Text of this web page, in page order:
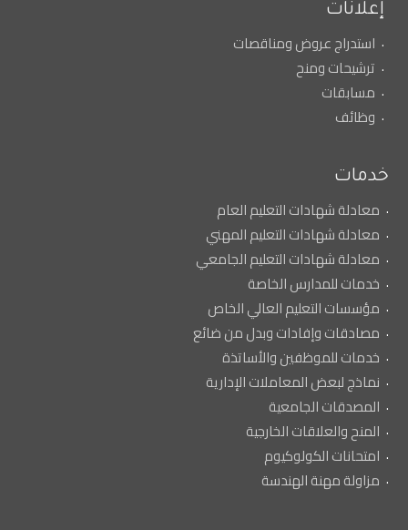
إعلانات
استدراج عروض ومناقصات
ترشيحات ومنح
مسابقات
وظائف
خدمات
معادلة شهادات التعليم العام
معادلة شهادات التعليم المهني
معادلة شهادات التعليم الجامعي
خدمات للمدارس الخاصة
مؤسسات التعليم العالي الخاص
مصادقات وإفادات وبدل من ضائع
خدمات للموظفين والأساتذة
نماذج لبعض المعاملات الإدارية
المصدقات الجامعية
المنح والعلاقات الخارجية
امتحانات الكولوكيوم
مزاولة مهنة الهندسة